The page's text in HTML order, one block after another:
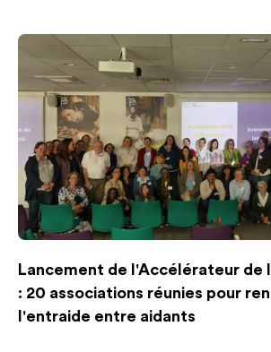
Lancement de l'Accélérateur de
: 20 associations réunies pour
l'entraide entre aidants